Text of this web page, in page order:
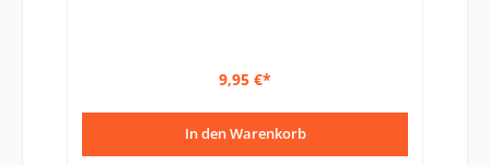
9,95 €*
In den Warenkorb